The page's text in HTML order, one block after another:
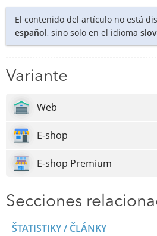
El contenido del artículo no está
español, sino solo en el idioma
Variante
Web
E-shop
E-shop Premium
Secciones
ŠTATISTIKY / ČLÁNKY